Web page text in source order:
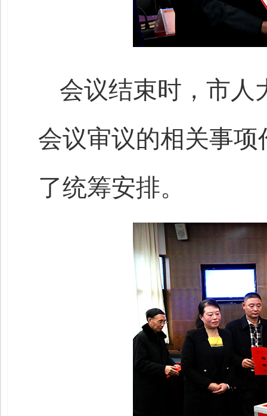
会议结束时，市人
会议审议的相关事
了统筹安排。